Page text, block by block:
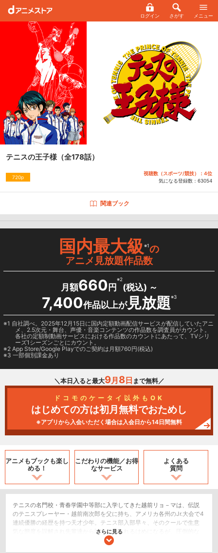
ログイン さがす メニュー
テニスの王子様（全178話）
720p
視聴数（スポーツ/競技）：4位
気になる登録数： 63054
関連ブック
国内最大級※1の
アニメ見放題作品数
月額660 円
※2
(税込) ～
7,400作品以上が見放題※3
1 自社調べ。2025年12月15日に国内定額動画配信サービスが配信していたアニ
メ、2.5次元・舞台、声優・音楽コンテンツの作品数を調査員がカウント。
各社の定額制動画サービスにおける作品数のカウントにあたって、TVシリ
ーズ1シーズンごとにカウント。
2 App Store/Google Playでのご契約は月額760円(税込)
3 一部個別課金あり
＼本日入ると最大9月 8日 まで無料／
ドコモのケータイ以外もOK
はじめての方は初月無料でおためし
※アプリから入会いただく場合は入会日から14日間無料
アニメもブックも楽し
める！
こだわりの機能／お得
なサービス
よくある
質問
テニスの名門校・青春学園中等部に入学してきた越前リョ－マは、伝説
のテニスプレーヤー・越前南次郎を父に持ち、アメリカ各州のJr.大会で4
連続優勝の経歴を持つ天才少年。テニス部入部早々、そのクールで生意
気な態度を誤解され先輩達から試合を挑まれるはめになるが、圧倒的な
テニスセンスで戦い抜く。一筋縄ではいかない青学(せいがく）レギュラ
さらに見る